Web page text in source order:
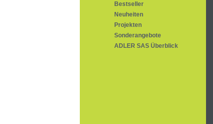
Bestseller
Neuheiten
Projekten
Sonderangebote
ADLER SAS Überblick